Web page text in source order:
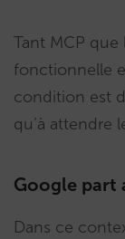
Tant MCP
fonctionnelle
condition est
qu’à attendre
Google part
Dans ce